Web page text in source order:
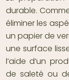
durable.
éliminer les
un papier de
une surface
l’aide d’un
de saleté ou